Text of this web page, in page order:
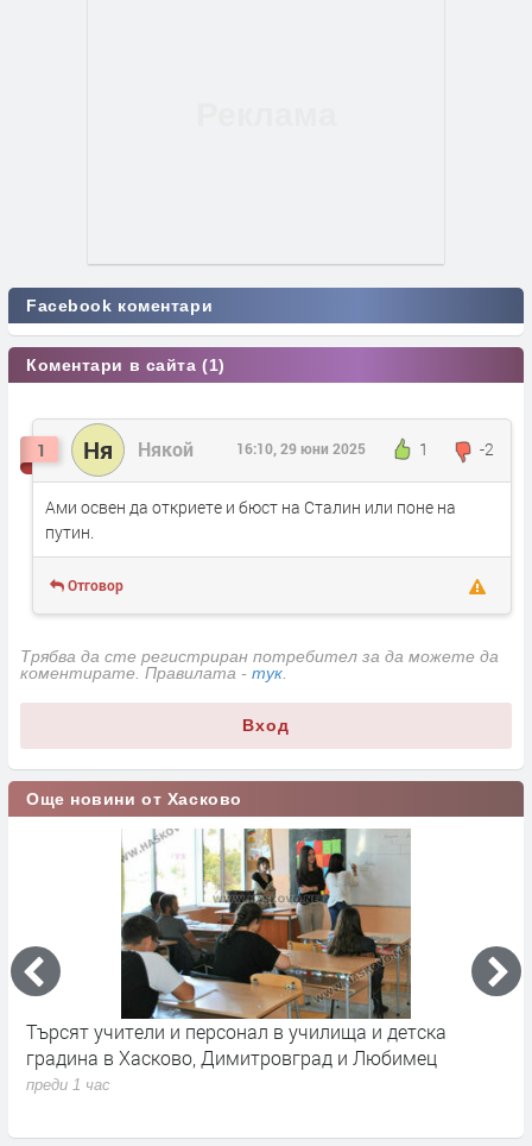
Facebook коментари
Коментари в сайта (1)
1 Ня Някой 1 -2
16:10, 29 юни 2025
Ами освен да откриете и бюст на Сталин или поне на
путин.
Отговор
Трябва да сте регистриран потребител за да можете да
коментирате. Правилата - тук.
Вход
Още новини от Хасково
Търсят учители и персонал в училища и детска
градина в Хасково, Димитровград и Любимец
преди 1 час